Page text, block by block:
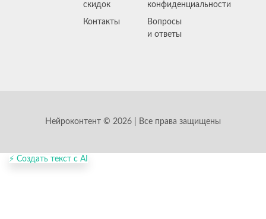
скидок
Контакты
конфиденциальности
Вопросы
и ответы
Нейроконтент © 2026 | Все права защищены
⚡ Создать текст с AI